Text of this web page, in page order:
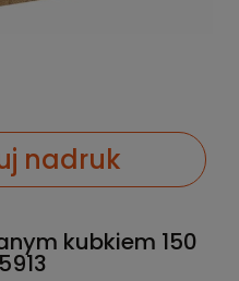
nadruk
kubkiem 150